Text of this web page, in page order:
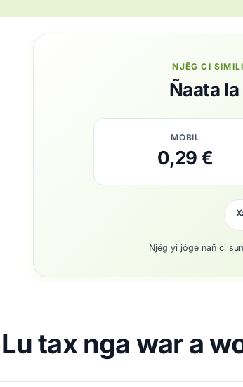
NJËG CI
Ñaata
MOBIL
0,29 €
Njëg yi jóge nañ ci
Lu tax nga war a